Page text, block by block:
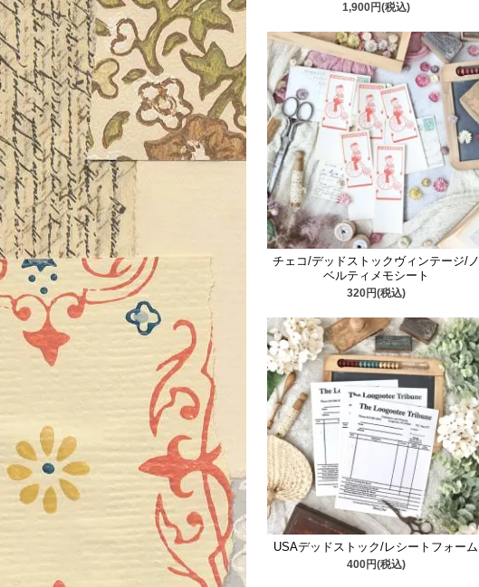
1,900円(税込)
チェコ/デッドストックヴィンテージ/ノ
ベルティメモシート
320円(税込)
USAデッドストック/レシートフォーム
400円(税込)